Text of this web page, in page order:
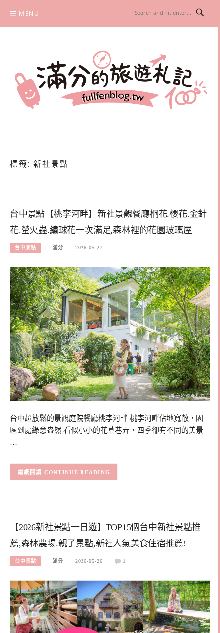
content
MENU
標籤: 新社景點
台中景點【桃李河畔】新社景觀餐廳桐花.櫻花.金針
花.螢火蟲.繡球花一次滿足,森林裡的花園玻璃屋!
台中景點 滿分 2026-05-27
台中超放鬆的景觀庭院餐廳桃李河畔 桃李河畔佔地寬敞，園
區到處綠意盎然 看似小小的花草巷弄，四季卻有不同的美景
…
CONTINUE READING
【2026新社景點一日遊】TOP15個台中新社景點推
薦,森林農場.親子景點,新社人氣美食住宿推薦!
台中景點 滿分 2026-05-26 1